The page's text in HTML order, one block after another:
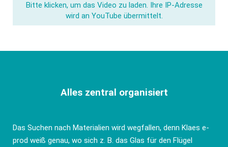
Bitte klicken, um das Video zu laden. Ihre IP-Adresse
wird an YouTube übermittelt.
Alles zentral organisiert
Das Suchen nach Materialien wird wegfallen, denn Klaes e-
prod weiß genau, wo sich z. B. das Glas für den Flügel